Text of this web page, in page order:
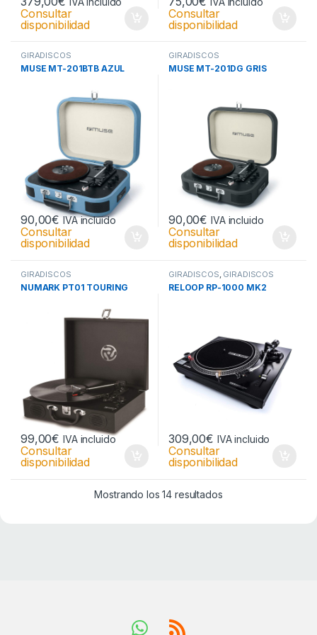
Consultar
disponibilidad
Consultar
disponibilidad
GIRADISCOS
MUSE MT-201BTB AZUL
90,00€ IVA incluido
Consultar
disponibilidad
GIRADISCOS
MUSE MT-201DG GRIS
90,00€ IVA incluido
Consultar
disponibilidad
GIRADISCOS
NUMARK PT01 TOURING
99,00€ IVA incluido
Consultar
disponibilidad
GIRADISCOS GIRADISCOS
RELOOP RP-1000 MK2
309,00€ IVA incluido
Consultar
disponibilidad
Mostrando los 14 resultados